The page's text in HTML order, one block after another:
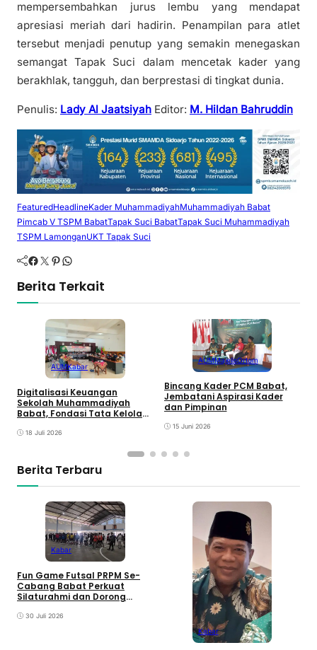
mempersembahkan jurus lembu yang mendapat
apresiasi meriah dari hadirin. Penampilan para atlet
tersebut menjadi penutup yang semakin menegaskan
semangat Tapak Suci dalam mencetak kader yang
berakhlak, tangguh, dan berprestasi di tingkat dunia.
Penulis: Lady Al Jaatsiyah Editor: M. Hildan Bahruddin
FeaturedHeadlineKader MuhammadiyahMuhammadiyah Babat
Pimcab V TSPM BabatTapak Suci BabatTapak Suci Muhammadiyah
TSPM LamonganUKT Tapak Suci
Facebook Twitter Pinterest WhatsApp
Berita Terkait
AUMKabar
Digitalisasi Keuangan
Sekolah Muhammadiyah
Babat, Fondasi Tata Kelola
18 Juli 2026
AUMMajelisOrtom
Bincang Kader PCM Babat,
Jembatani Aspirasi Kader
dan Pimpinan
15 Juni 2026
Berita Terbaru
Kabar
Fun Game Futsal PRPM Se-
Cabang Babat Perkuat
Silaturahmi dan Dorong
30 Juli 2026
Kabar